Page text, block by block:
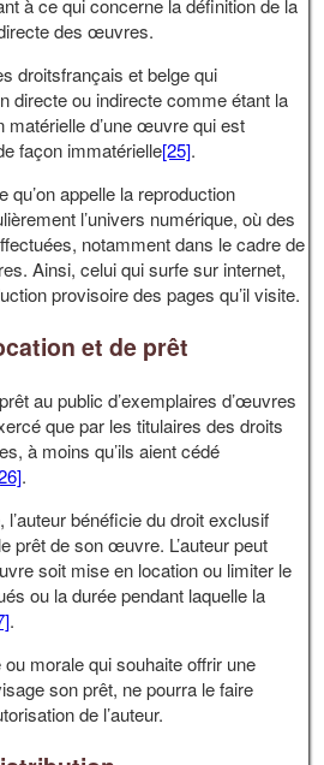
des œuvres.
droitsfrançais et belge qui
directe ou indirecte comme étant la
matérielle d’une œuvre qui est
façon immatérielle[25].
appelle la reproduction
l’univers numérique, où des
notamment dans le cadre de
Ainsi, celui qui surfe sur internet,
provisoire des pages qu’il visite.
et de prêt
au public d’exemplaires d’œuvres
que par les titulaires des droits
à moins qu’ils aient cédé
.
l’auteur bénéficie du droit exclusif
prêt de son œuvre. L’auteur peut
soit mise en location ou limiter le
ou la durée pendant laquelle la
.
morale qui souhaite offrir une
son prêt, ne pourra le faire
de l’auteur.